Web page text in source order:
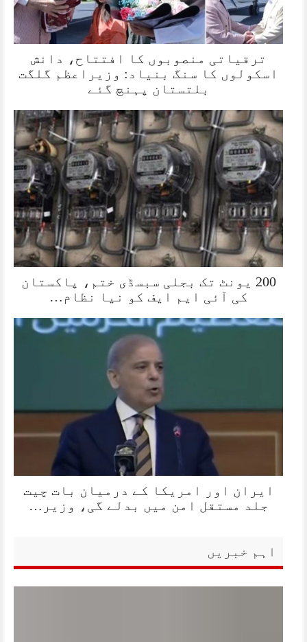
ترقیاتی منصوبوں کا افتتاح، دانش
اسکولوں کا سنگ بنیاد: وزیراعظم گلگت
بلتستان پہنچ گئے
200 یونٹ تک بجلی سبسڈی ختم، پاکستان
کی آئی ایم ایف کو نیا نظام…
ایران اور امریکا کے درمیان بات چیت
جلد مستقل امن میں بدلے گی، وزیر…
اہم خبریں